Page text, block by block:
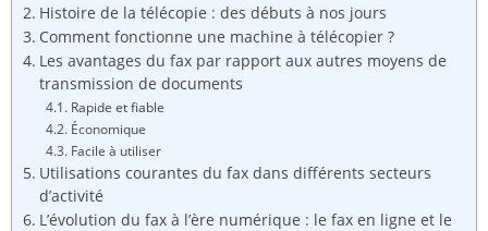
Histoire de la télécopie : des débuts à nos jours
Comment fonctionne une machine à télécopier ?
Les avantages du fax par rapport aux autres moyens de
transmission de documents
Rapide et fiable
Économique
Facile à utiliser
Utilisations courantes du fax dans différents secteurs
d’activité
L’évolution du fax à l’ère numérique : le fax en ligne et le